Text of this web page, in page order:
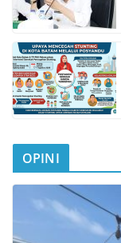
OPINI